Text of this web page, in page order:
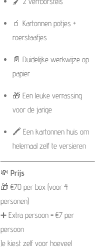
🧃 Kartonnen potjes +
roerstaafjes
📄 Duidelijke werkwijze op
papier
🎁 Een leuke verrassing
voor de jarige
🖍️ Een kartonnen huis om
helemaal zelf te versieren
💸 Prijs
🎁 €70 per box (voor 4
personen)
➕ Extra persoon = €7 per
persoon
Je kiest zelf voor hoeveel